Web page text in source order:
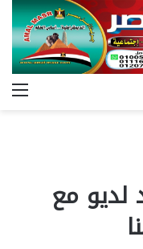
مع